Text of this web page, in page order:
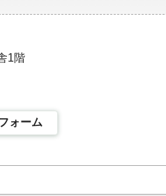
1階
ォーム